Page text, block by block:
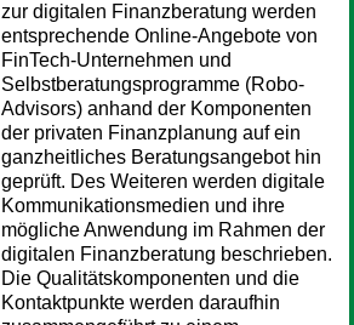
zur digitalen Finanzberatung werden
entsprechende Online-Angebote von
FinTech-Unternehmen und
Selbstberatungsprogramme (Robo-
Advisors) anhand der Komponenten
der privaten Finanzplanung auf ein
ganzheitliches Beratungsangebot hin
geprüft. Des Weiteren werden digitale
Kommunikationsmedien und ihre
mögliche Anwendung im Rahmen der
digitalen Finanzberatung beschrieben.
Die Qualitätskomponenten und die
Kontaktpunkte werden daraufhin